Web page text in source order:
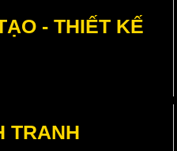
- THIẾT KẾ
TRANH